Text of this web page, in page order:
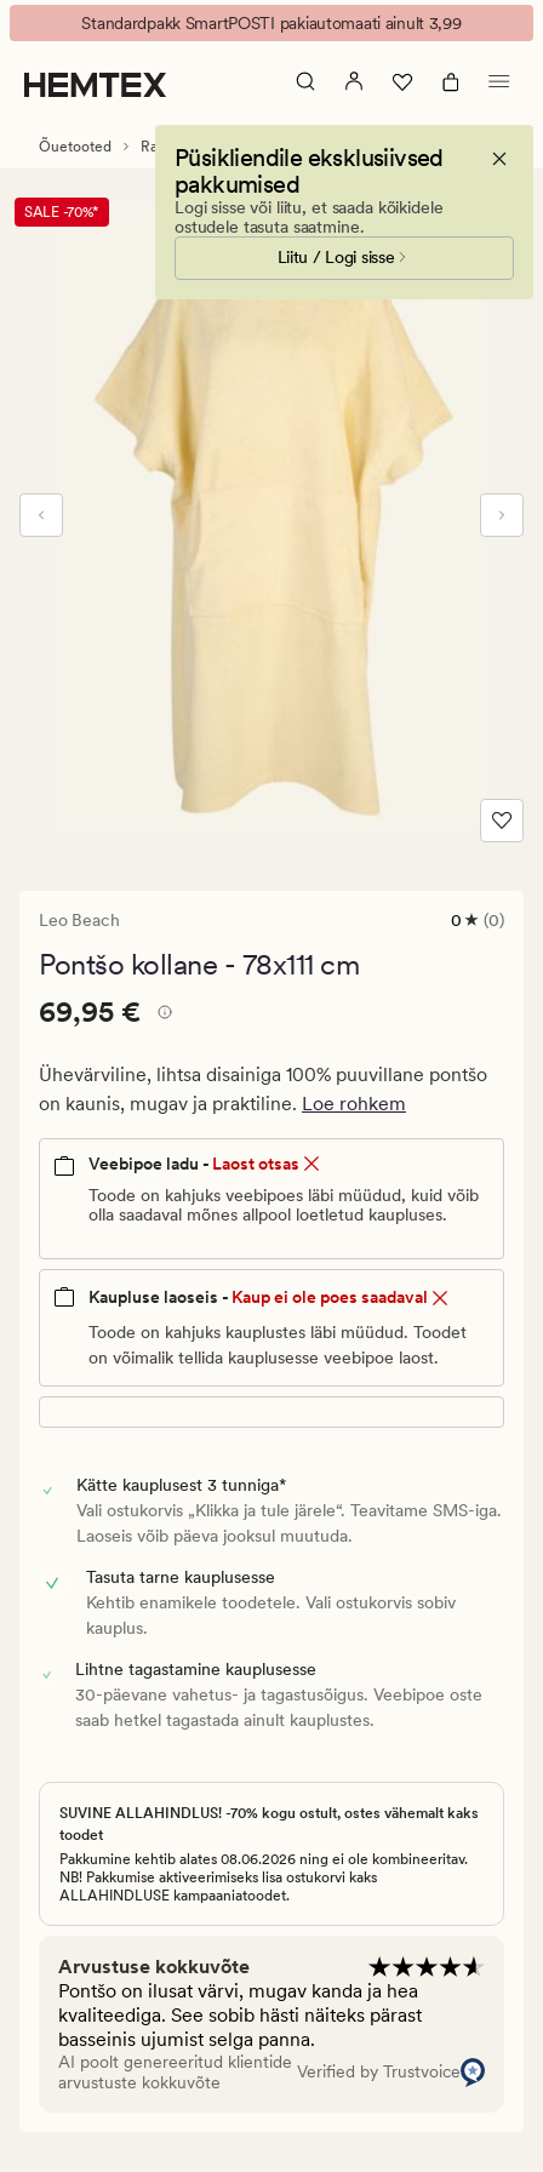
Leo
Beach
pontšo
kollane
Animated
banner.
Press
ESCAPE
Standardpakk SmartPOSTI pakiautomaati ainult 3,99
Püsikliendile eksklusiivsed
pakkumised
Logi sisse või liitu, et saada kõikidele
ostudele tasuta saatmine.
Liitu / Logi sisse
Õuetooted Rannarätikud
SALE -70%*
Leo Beach
0
0 (0)
Pontšo kollane - 78x111 cm
Pris_ee
69,95
€.
69,95
Pris_ee 69,95 €
69,95 €
Ühevärviline, lihtsa disainiga 100% puuvillane pontšo
on kaunis, mugav ja praktiline. Loe rohkem
Veebipoe ladu - Laost otsas
Toode on kahjuks veebipoes läbi müüdud, kuid võib
olla saadaval mõnes allpool loetletud kaupluses.
Kaupluse laoseis - Kaup ei ole poes saadaval
Toode on kahjuks kauplustes läbi müüdud. Toodet
on võimalik tellida kauplusesse veebipoe laost.
Kätte kauplusest 3 tunniga*
Vali ostukorvis „Klikka ja tule järele“. Teavitame SMS-iga.
Laoseis võib päeva jooksul muutuda.
Tasuta tarne kauplusesse
Kehtib enamikele toodetele. Vali ostukorvis sobiv
kauplus.
Lihtne tagastamine kauplusesse
30-päevane vahetus- ja tagastusõigus. Veebipoe oste
saab hetkel tagastada ainult kauplustes.
SUVINE ALLAHINDLUS! -70% kogu ostult, ostes vähemalt kaks
toodet
Pakkumine kehtib alates 08.06.2026 ning ei ole kombineeritav.
NB! Pakkumise aktiveerimiseks lisa ostukorvi kaks
ALLAHINDLUSE kampaaniatoodet.
Arvustuse kokkuvõte
Pontšo on ilusat värvi, mugav kanda ja hea
kvaliteediga. See sobib hästi näiteks pärast
basseinis ujumist selga panna.
AI poolt genereeritud klientide
arvustuste kokkuvõte
Verified by Trustvoice